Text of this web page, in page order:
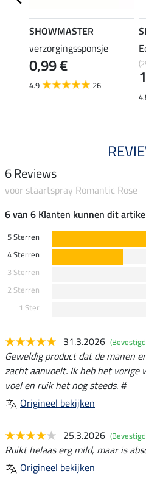
SHOWMASTER
verzorgingssponsje
0,99 €
4.9 26
6 Reviews
voor staartspray Romantic Rose
6 van 6 Klanten kunnen dit
5 Sterren
4 Sterren
3 Sterren
2 Sterren
1 Ster
31.3.2026
Geweldig product dat de manen
zacht aanvoelt. Ik heb het vorige
voel en ruik het nog steeds. #
Origineel bekijken
25.3.2026
Ruikt helaas erg mild, maar is
Origineel bekijken